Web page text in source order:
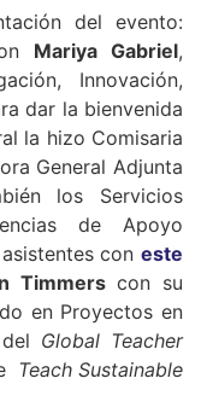
del evento:
Mariya Gabriel,
Innovación,
dar la bienvenida
la hizo Comisaria
General Adjunta
los Servicios
de Apoyo
con este
Timmerscon su
en Proyectos en
Global Teacher
Teach Sustainable